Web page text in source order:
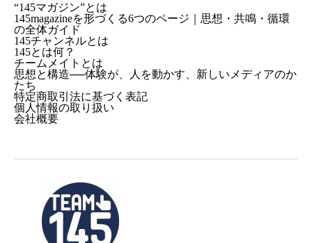
“145マガジン”とは
145magazineを形づくる6つのページ｜思想・共鳴・循環
の全体ガイド
145チャンネルとは
145とは何？
チームメイトとは
思想と構造──体験が、人を動かす、新しいメディアのか
たち
特定商取引法に基づく表記
個人情報の取り扱い
会社概要